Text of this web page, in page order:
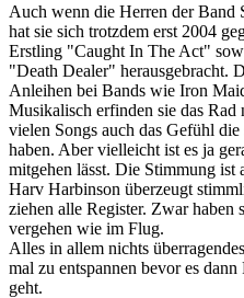
Auch wenn die Herren der Band
hat sie sich trotzdem erst 2004
Erstling "Caught In The Act"
"Death Dealer" herausgebracht.
Anleihen bei Bands wie Iron
Musikalisch erfinden sie das Rad
vielen Songs auch das Gefühl
haben. Aber vielleicht ist es ja
mitgehen lässt. Die Stimmung ist
Harv Harbinson überzeugt
ziehen alle Register. Zwar
vergehen wie im Flug.
Alles in allem nichts
mal zu entspannen bevor es
geht.